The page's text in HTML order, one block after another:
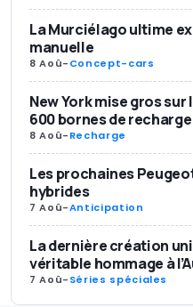
La Murciélago ultime
manuelle
8 Aoû-Concept-cars
New York mise gros
600 bornes de
8 Aoû-Recharge
Les prochaines
hybrides
7 Aoû-Anticipation
La dernière création
véritable hommage à
7 Aoû-Séries spéciales